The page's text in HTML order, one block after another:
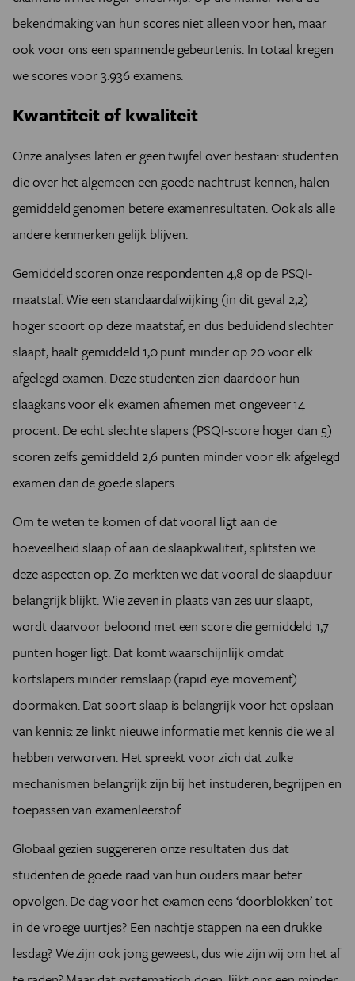
bekendmaking van hun scores niet alleen voor hen, maar
ook voor ons een spannende gebeurtenis. In totaal kregen
we scores voor 3.936 examens.
Kwantiteit of kwaliteit
Onze analyses laten er geen twijfel over bestaan: studenten
die over het algemeen een goede nachtrust kennen, halen
gemiddeld genomen betere examenresultaten. Ook als alle
andere kenmerken gelijk blijven.
Gemiddeld scoren onze respondenten 4,8 op de PSQI-
maatstaf. Wie een standaardafwijking (in dit geval 2,2)
hoger scoort op deze maatstaf, en dus beduidend slechter
slaapt, haalt gemiddeld 1,0 punt minder op 20 voor elk
afgelegd examen. Deze studenten zien daardoor hun
slaagkans voor elk examen afnemen met ongeveer 14
procent. De echt slechte slapers (PSQI-score hoger dan 5)
scoren zelfs gemiddeld 2,6 punten minder voor elk afgelegd
examen dan de goede slapers.
Om te weten te komen of dat vooral ligt aan de
hoeveelheid slaap of aan de slaapkwaliteit, splitsten we
deze aspecten op. Zo merkten we dat vooral de slaapduur
belangrijk blijkt. Wie zeven in plaats van zes uur slaapt,
wordt daarvoor beloond met een score die gemiddeld 1,7
punten hoger ligt. Dat komt waarschijnlijk omdat
kortslapers minder remslaap (rapid eye movement)
doormaken. Dat soort slaap is belangrijk voor het opslaan
van kennis: ze linkt nieuwe informatie met kennis die we al
hebben verworven. Het spreekt voor zich dat zulke
mechanismen belangrijk zijn bij het instuderen, begrijpen en
toepassen van examenleerstof.
Globaal gezien suggereren onze resultaten dus dat
studenten de goede raad van hun ouders maar beter
opvolgen. De dag voor het examen eens ‘doorblokken’ tot
in de vroege uurtjes? Een nachtje stappen na een drukke
lesdag? We zijn ook jong geweest, dus wie zijn wij om het af